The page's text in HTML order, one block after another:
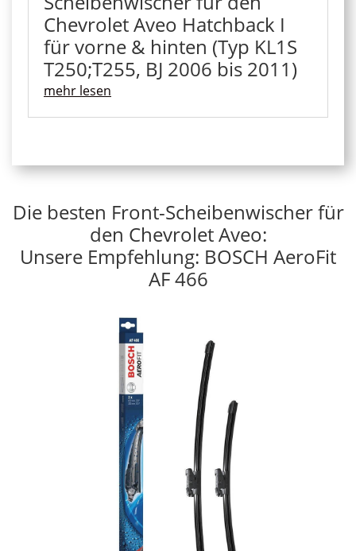
Chevrolet Aveo Hatchback I
für vorne & hinten (Typ KL1S
T250;T255, BJ 2006 bis 2011)
mehr lesen
Die besten Front-Scheibenwischer für
den Chevrolet Aveo:
Unsere Empfehlung: BOSCH AeroFit
AF 466